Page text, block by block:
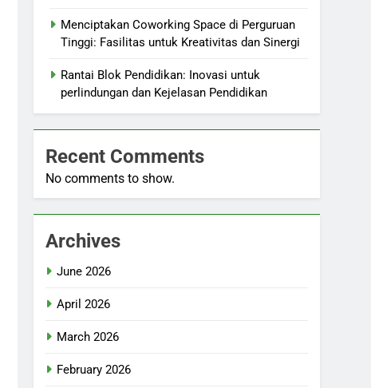
Menciptakan Coworking Space di Perguruan
Tinggi: Fasilitas untuk Kreativitas dan Sinergi
Rantai Blok Pendidikan: Inovasi untuk
perlindungan dan Kejelasan Pendidikan
Recent Comments
No comments to show.
Archives
June 2026
April 2026
March 2026
February 2026